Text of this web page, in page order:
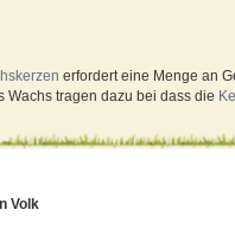
erfordert eine Menge an
Wachs tragen dazu bei dass die
Volk